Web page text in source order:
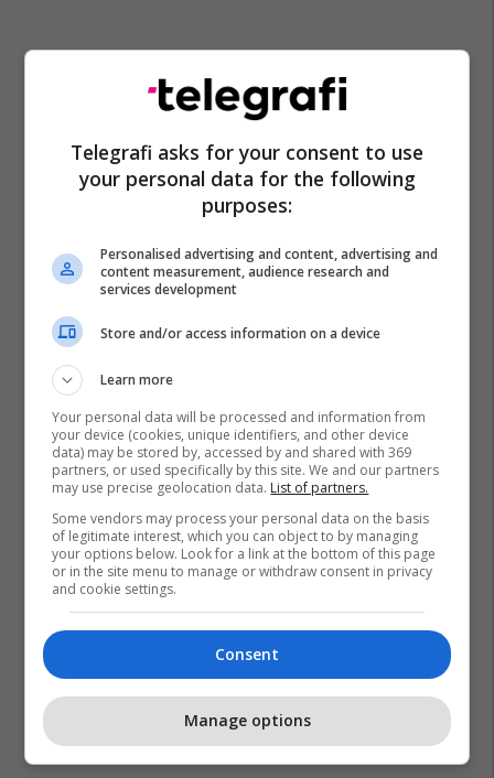
Telegrafi asks for your consent to use
your personal data for the following
purposes:
Personalised advertising and content, advertising and
content measurement, audience research and
services development
Store and/or access information on a device
Learn more
Your personal data will be processed and information from
your device (cookies, unique identifiers, and other device
data) may be stored by, accessed by and shared with 369
partners, or used specifically by this site. We and our partners
may use precise geolocation data. List of partners.
Some vendors may process your personal data on the basis
of legitimate interest, which you can object to by managing
your options below. Look for a link at the bottom of this page
or in the site menu to manage or withdraw consent in privacy
and cookie settings.
Consent
Manage options